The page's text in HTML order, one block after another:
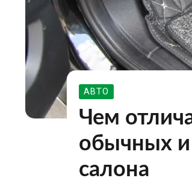
АВТО
Чем
обычных и
салона